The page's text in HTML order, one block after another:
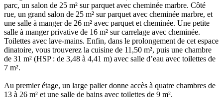
parc, un salon de 25 m² sur parquet avec cheminée marbre. Côté
rue, un grand salon de 25 m² sur parquet avec cheminée marbre, et
une salle à manger de 26 m² avec parquet et cheminée. Une petite
salle à manger privative de 16 m² sur carrelage avec cheminée.
Toilettes avec lave-mains. Enfin, dans le prolongement de cet espace
dinatoire, vous trouverez la cuisine de 11,50 m², puis une chambre
de 31 m² (HSP : de 3,48 à 4,41 m) avec salle d’eau avec toilettes de
7 m².
Au premier étage, un large palier donne accès à quatre chambres de
13 à 26 m² et une salle de bains avec toilettes de 9 m².